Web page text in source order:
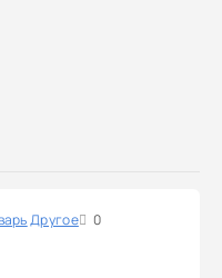
Другое 0